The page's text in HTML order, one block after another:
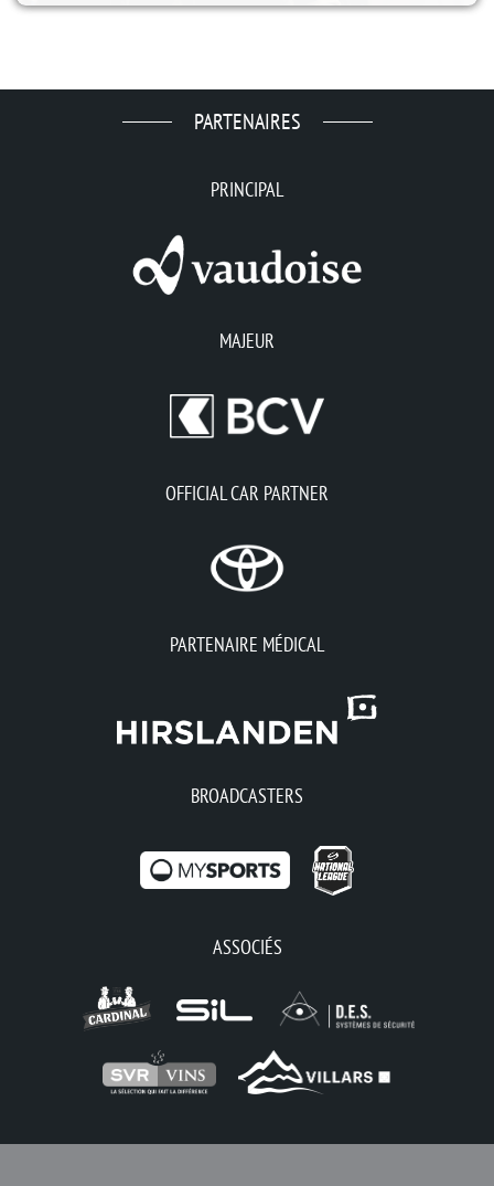
PARTENAIRES
PRINCIPAL
MAJEUR
OFFICIAL CAR PARTNER
PARTENAIRE MÉDICAL
BROADCASTERS
ASSOCIÉS